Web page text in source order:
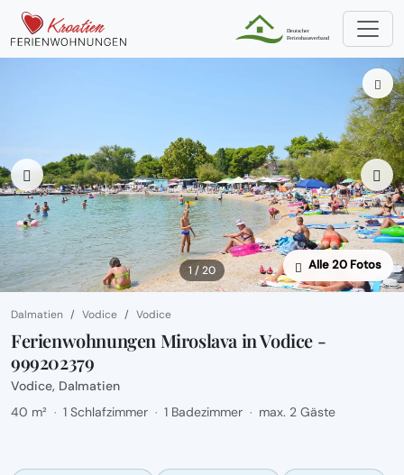
1 / 20 Alle 20 Fotos
Dalmatien Vodice Vodice
Ferienwohnungen Miroslava in Vodice -
999202379
Vodice, Dalmatien
40 m² · 1 Schlafzimmer · 1 Badezimmer · max. 2 Gäste